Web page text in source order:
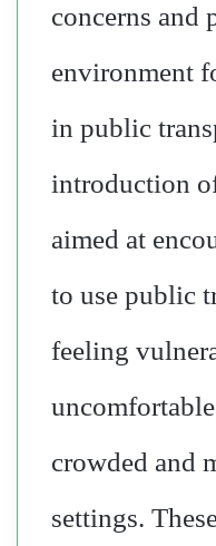
concerns and
environment
in public
introduction
aimed at
to use public
feeling
crowded and
settings.